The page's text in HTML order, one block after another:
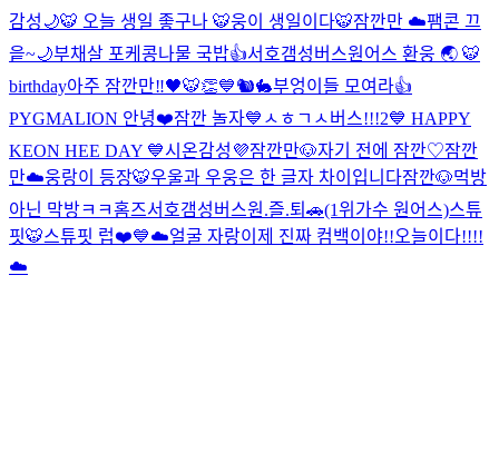
감성🌙🐯 오늘 생일 좋구나 🐯웅이 생일이다🐯잠깐만 ☁️팸콘 끄
읕~🌙부채살 포케 콩나물 국밥👍서호갬성버스원어스 환웅 🌏 🐯
birthday아주 잠깐만‼️🖤🐯👏💙🐿🐇부엉이들 모여라👍
PYGMALION 안녕❤️잠깐 놀자💙 ㅅㅎㄱㅅ버스!!!2💙 HAPPY
KEON HEE DAY 💙시온감성💜잠깐만🐶자기 전에 잠깐♡잠깐
만☁️웅랑이 등장🐯우울과 우웅은 한 글자 차이입니다잠깐🐶먹방
아닌 막방ㅋㅋ홈즈서호갬성버스원.즐.퇴🚗(1위가수 원어스)스튜
핏🐯스튜핏 럽❤️💙☁️얼굴 자랑이제 진짜 컴백이야!!오늘이다!!!!
☁️